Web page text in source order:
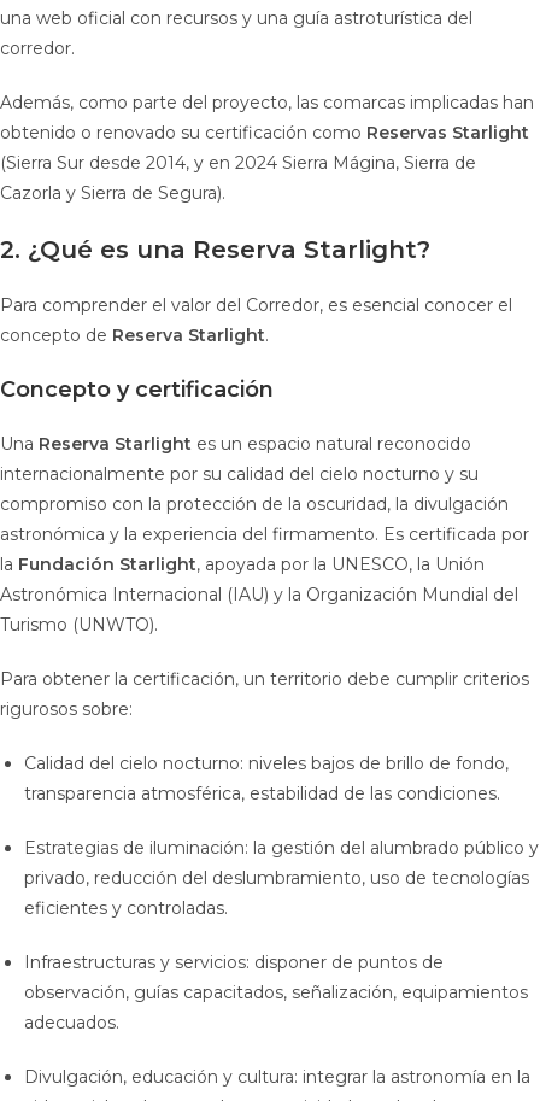
una web oficial con recursos y una guía astroturística del
corredor.
Además, como parte del proyecto, las comarcas implicadas han
obtenido o renovado su certificación como Reservas Starlight
(Sierra Sur desde 2014, y en 2024 Sierra Mágina, Sierra de
Cazorla y Sierra de Segura).
2. ¿Qué es una Reserva Starlight?
Para comprender el valor del Corredor, es esencial conocer el
concepto de Reserva Starlight.
Concepto y certificación
Una Reserva Starlight es un espacio natural reconocido
internacionalmente por su calidad del cielo nocturno y su
compromiso con la protección de la oscuridad, la divulgación
astronómica y la experiencia del firmamento. Es certificada por
la Fundación Starlight, apoyada por la UNESCO, la Unión
Astronómica Internacional (IAU) y la Organización Mundial del
Turismo (UNWTO).
Para obtener la certificación, un territorio debe cumplir criterios
rigurosos sobre:
Calidad del cielo nocturno: niveles bajos de brillo de fondo,
transparencia atmosférica, estabilidad de las condiciones.
Estrategias de iluminación: la gestión del alumbrado público y
privado, reducción del deslumbramiento, uso de tecnologías
eficientes y controladas.
Infraestructuras y servicios: disponer de puntos de
observación, guías capacitados, señalización, equipamientos
adecuados.
Divulgación, educación y cultura: integrar la astronomía en la